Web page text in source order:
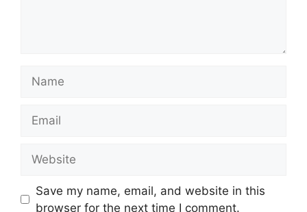
Save my name, email, and website in this
browser for the next time I comment.